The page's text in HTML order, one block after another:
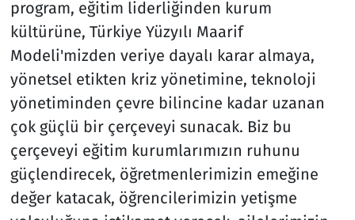
program, eğitim liderliğinden kurum
kültürüne, Türkiye Yüzyılı Maarif
Modeli'mizden veriye dayalı karar almaya,
yönetsel etikten kriz yönetimine, teknoloji
yönetiminden çevre bilincine kadar uzanan
çok güçlü bir çerçeveyi sunacak. Biz bu
çerçeveyi eğitim kurumlarımızın ruhunu
güçlendirecek, öğretmenlerimizin emeğine
değer katacak, öğrencilerimizin yetişme